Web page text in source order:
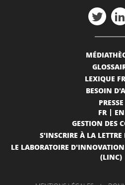
LEXIQUE
BESOIN
PRESSE
FR
EN
GESTION DES
S'INSCRIRE À LA
LE LABORATOIRE
(LINC)